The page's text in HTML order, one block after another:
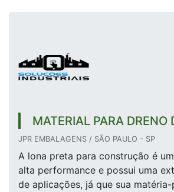
MATERIAL PARA DRENO
JPR EMBALAGENS / SÃO PAULO - SP
A lona preta para construção é
alta performance e possui uma
de aplicações, já que sua